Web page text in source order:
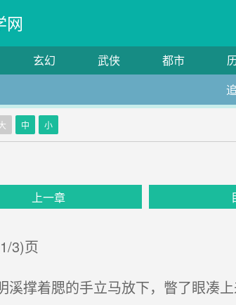
网
玄幻 武侠 都市
中 小
上一章
3)页
撑着腮的手立马放下，瞥了眼凑上